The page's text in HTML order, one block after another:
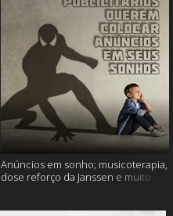
Anúncios em sonho; musicoterapia,
dose reforço da Janssen e muito